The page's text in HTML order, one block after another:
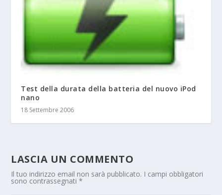
Test della durata della batteria del nuovo iPod
nano
18 Settembre 2006
LASCIA UN COMMENTO
Il tuo indirizzo email non sarà pubblicato. I campi obbligatori
sono contrassegnati*